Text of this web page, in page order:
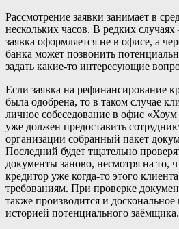
Рассмотрение заявки занимает в
нескольких часов. В редких случаях
заявка оформляется не в офисе, а
банка может позвонить
задать какие-то интересующие
Если заявка на рефинансирование
была одобрена, то в таком случае
личное собеседование в офис
уже должен предоставить
организации собранный пакет
Последний будет тщательно
документы заново, несмотря на то,
кредитор уже когда-то этого
требованиям. При проверке
также производится и
историей потенциального заёмщика.